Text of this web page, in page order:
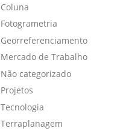
Coluna
Fotogrametria
Georreferenciamento
Mercado de Trabalho
Não categorizado
Projetos
Tecnologia
Terraplanagem